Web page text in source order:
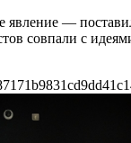
—
совпали с